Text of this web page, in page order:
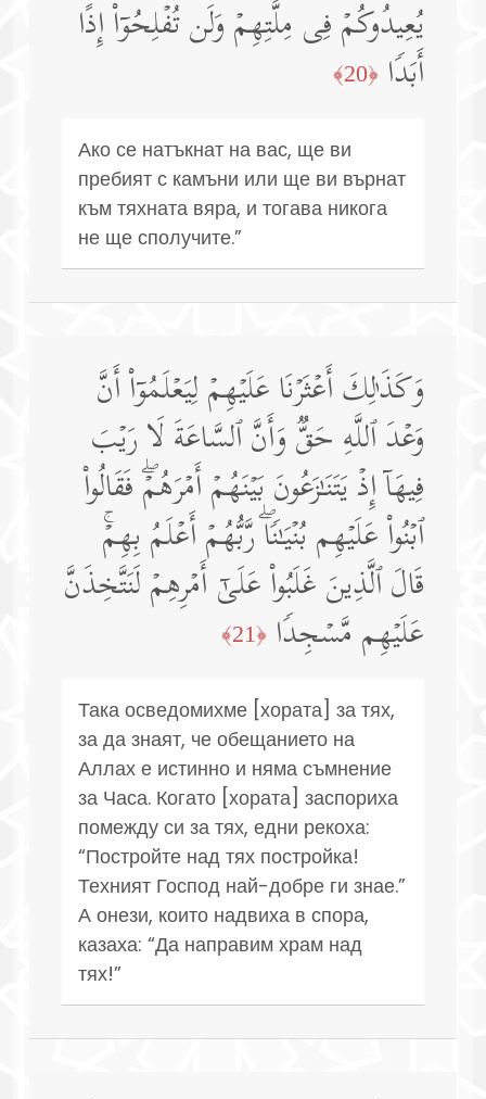
یُعِیدُوكُمۡ فِی مِلَّتِهِمۡ وَلَن تُفۡلِحُوۤا۟ إِذًا
أَبَدࣰا ﴿20﴾
Ако се натъкнат на вас, ще ви
пребият с камъни или ще ви върнат
към тяхната вяра, и тогава никога
не ще сполучите.”
وَكَذَ ٰ⁠لِكَ أَعۡثَرۡنَا عَلَیۡهِمۡ لِیَعۡلَمُوۤا۟ أَنَّ
وَعۡدَ ٱللَّهِ حَقࣱّ وَأَنَّ ٱلسَّاعَةَ لَا رَیۡبَ
فِیهَاۤ إِذۡ یَتَنَـٰزَعُونَ بَیۡنَهُمۡ أَمۡرَهُمۡۖ فَقَالُوا۟
ٱبۡنُوا۟ عَلَیۡهِم بُنۡیَـٰنࣰاۖ رَّبُّهُمۡ أَعۡلَمُ بِهِمۡۚ
قَالَ ٱلَّذِینَ غَلَبُوا۟ عَلَىٰۤ أَمۡرِهِمۡ لَنَتَّخِذَنَّ
عَلَیۡهِم مَّسۡجِدࣰا ﴿21﴾
Така осведомихме [хората] за тях,
за да знаят, че обещанието на
Аллах е истинно и няма съмнение
за Часа. Когато [хората] заспориха
помежду си за тях, едни рекоха:
“Постройте над тях постройка!
Техният Господ най-добре ги знае.”
А онези, които надвиха в спора,
казаха: “Да направим храм над
тях!”